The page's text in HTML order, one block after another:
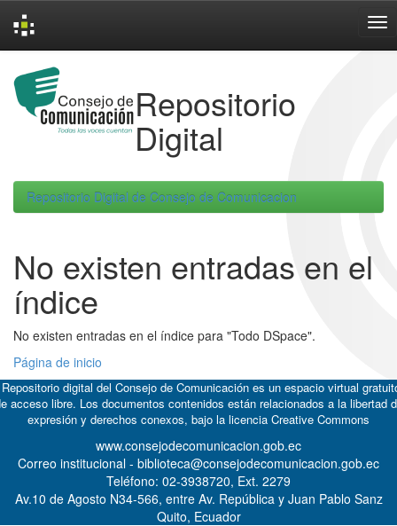
navigation
Repositorio
Digital
Repositorio Digital de Consejo de Comunicacion
No existen entradas en el
índice
No existen entradas en el índice para "Todo DSpace".
Página de inicio
digital del Consejo de Comunicación es un espacio virtual
acceso libre. Los documentos contenidos están relacionados a la libertad
expresión y derechos conexos, bajo la licencia Creative Commons
www.consejodecomunicacion.gob.ec
Correo institucional - biblioteca@consejodecomunicacion.gob.ec
Teléfono: 02-3938720, Ext. 2279
Av.10 de Agosto N34-566, entre Av. República y Juan Pablo Sanz
Quito, Ecuador